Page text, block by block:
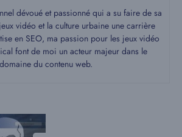
dévoué et passionné qui a su faire de sa
vidéo et la culture urbaine une carrière
en SEO, ma passion pour les jeux vidéo
font de moi un acteur majeur dans le
domaine du contenu web.